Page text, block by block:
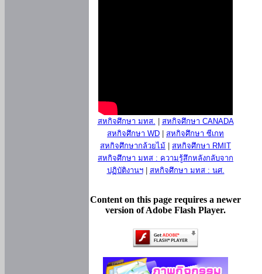
สหกิจศึกษา มทส.
สหกิจศึกษา CANADA
สหกิจศึกษา WD
สหกิจศึกษา ซีเกท
สหกิจศึกษากล้วยไม้
สหกิจศึกษา RMIT
สหกิจศึกษา มทส : ความรู้สึกหลังกลับจาก
ปฏิบัติงานฯ| สหกิจศึกษา มทส : นศ.
Content on this page requires a newer
version of Adobe Flash Player.